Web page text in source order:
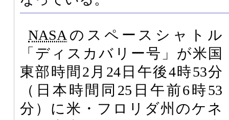
NASA のスペースシャトル
「ディスカバリー号」が米国
東部時間2月24日午後4時53分
（日本時間同25日午前6時53
分）に米・フロリダ州のケネ